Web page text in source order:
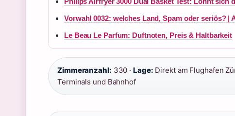
Vorwahl 0032: welches Land, Spam oder seriös? |
Le Beau Le Parfum: Duftnoten, Preis & Haltbarkeit
Zimmeranzahl: 330 ·Lage: Direkt am Flughafen
Terminals und Bahnhof